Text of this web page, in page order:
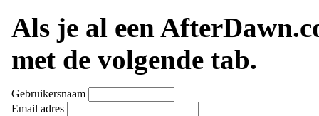
Als je al een
met de volgende tab.
Gebruikersnaam
Email adres